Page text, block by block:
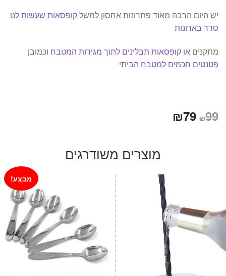
יש היום הרבה מאוד פתרונות אחסון למשלקופסאות שעשות לנו
סדר בארונות
מתקנים או קופסאות תבלינים לתוך מגירות המטבח וכמובן
פטנטים חכמים למטבח הביתי
₪99 המחיר
₪79
הוא:
מוצרים משודרגים
מבצע!